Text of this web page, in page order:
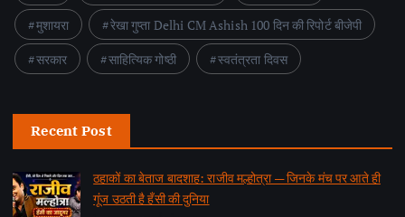
मुशायरा
रेखा गुप्ता Delhi CM Ashish 100 दिन की रिपोर्ट बीजेपी
सरकार
साहित्यिक गोष्ठी स्वतंत्रता दिवस
Recent Post
ठहाकों का बेताज बादशाह: राजीव मल्होत्रा — जिनके मंच पर आते ही
गूंज उठती है हँसी की दुनिया